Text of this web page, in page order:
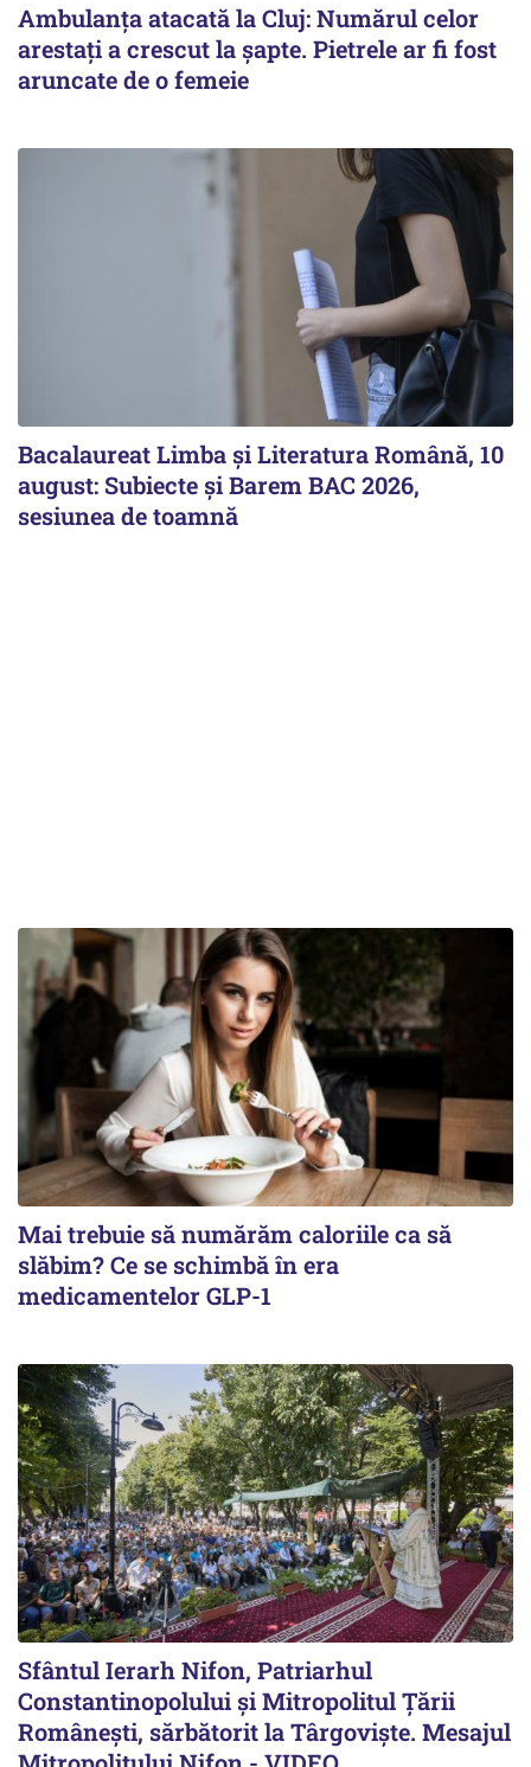
Ambulanța atacată la Cluj: Numărul celor
arestați a crescut la șapte. Pietrele ar fi fost
aruncate de o femeie
Bacalaureat Limba și Literatura Română, 10
august: Subiecte și Barem BAC 2026,
sesiunea de toamnă
Mai trebuie să numărăm caloriile ca să
slăbim? Ce se schimbă în era
medicamentelor GLP-1
Sfântul Ierarh Nifon, Patriarhul
Constantinopolului și Mitropolitul Țării
Românești, sărbătorit la Târgoviște. Mesajul